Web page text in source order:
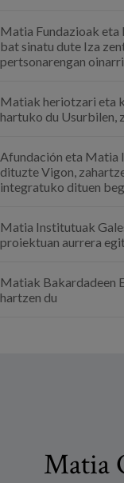
Matia Fundazioak eta
bat sinatu dute Iza
pertsonarengan
Matiak heriotzari eta
hartuko du Usurbilen,
Afundación eta Matia
dituzte Vigon,
integratuko dituen
Matia Institutuak
proiektuan aurrera
Matiak Bakardadeen
hartzen du
Matia